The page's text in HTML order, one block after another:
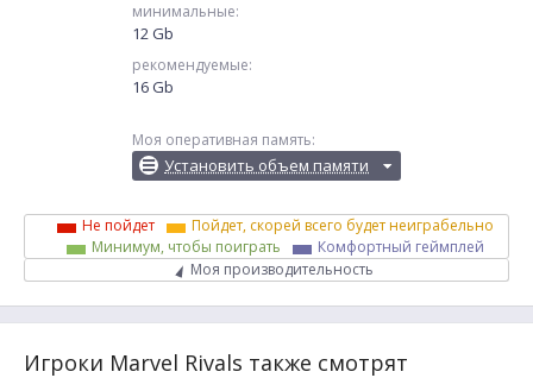
минимальные:
12 Gb
рекомендуемые:
16 Gb
Моя оперативная память:
Установить объем памяти
Не пойдет
Пойдет, скорей всего будет неиграбельно
Минимум, чтобы поиграть
Комфортный геймплей
Моя производительность
Игроки Marvel Rivals также смотрят